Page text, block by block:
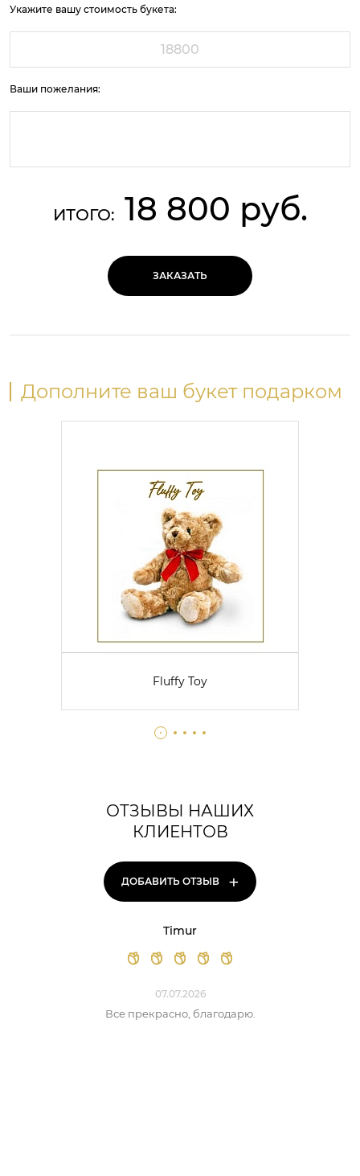
Укажите вашу стоимость букета:
Ваши пожелания:
ИТОГО: 18 800 руб.
ЗАКАЗАТЬ
Дополните ваш букет подарком
Fluffy Toy
ОТЗЫВЫ НАШИХ
КЛИЕНТОВ
ДОБАВИТЬ ОТЗЫВ +
Timur
07.07.2026
Все прекрасно, благодарю.